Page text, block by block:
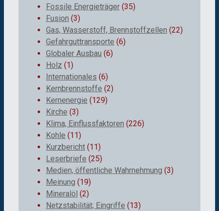
Fossile Energieträger (35)
Fusion (3)
Gas, Wasserstoff, Brennstoffzellen (22)
Gefahrguttransporte (6)
Globaler Ausbau (6)
Holz (1)
Internationales (6)
Kernbrennstoffe (2)
Kernenergie (129)
Kirche (3)
Klima, Einflussfaktoren (226)
Kohle (11)
Kurzbericht (11)
Leserbriefe (25)
Medien, öffentliche Wahrnehmung (3)
Meinung (19)
Mineralöl (2)
Netzstabilität; Eingriffe (13)